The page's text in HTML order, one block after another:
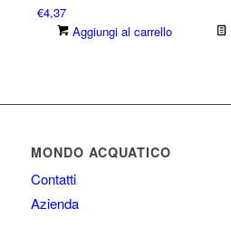
€4,37
Aggiungi al carrello
MONDO ACQUATICO
Contatti
Azienda